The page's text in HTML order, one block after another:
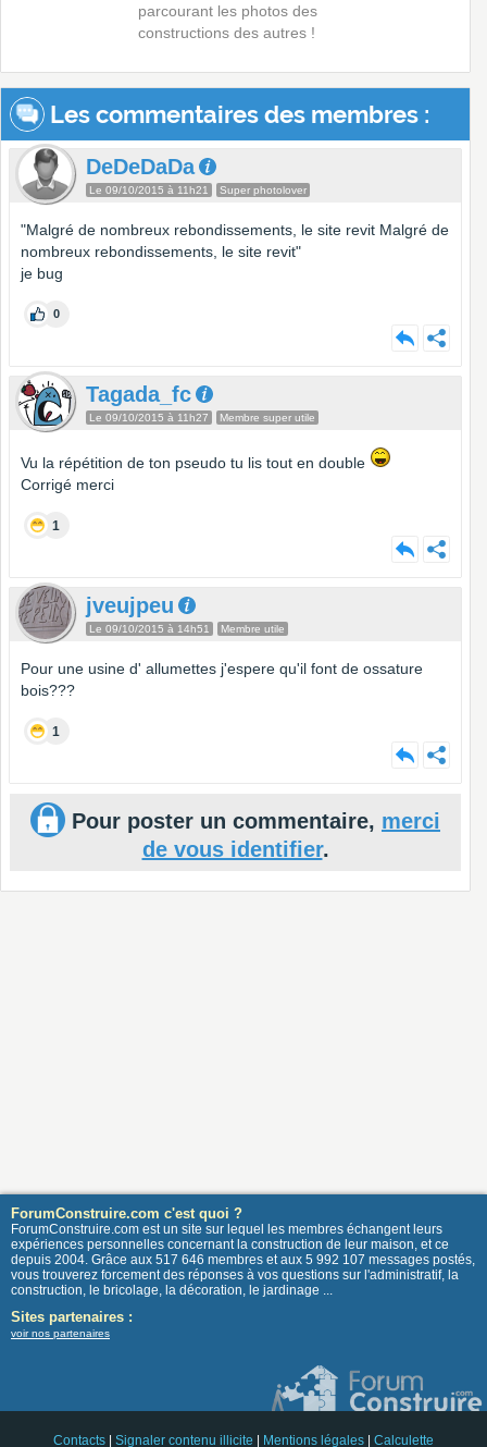
parcourant les photos des
constructions des autres !
Les commentaires des membres :
DeDeDaDa
Le 09/10/2015 à 11h21 Super photolover
"Malgré de nombreux rebondissements, le site revit Malgré de
nombreux rebondissements, le site revit"
je bug
0
Tagada_fc
Le 09/10/2015 à 11h27 Membre super utile
Vu la répétition de ton pseudo tu lis tout en double
Corrigé merci
1
jveujpeu
Le 09/10/2015 à 14h51 Membre utile
Pour une usine d' allumettes j'espere qu'il font de ossature
bois???
1
Pour poster un commentaire, merci
de vous identifier.
ForumConstruire.com c'est quoi ?
ForumConstruire.com est un site sur lequel les membres échangent leurs
expériences personnelles concernant la construction de leur maison, et ce
depuis 2004. Grâce aux 517 646 membres et aux 5 992 107 messages postés,
vous trouverez forcement des réponses à vos questions sur l'administratif, la
construction, le bricolage, la décoration, le jardinage ...
Sites partenaires :
voir nos partenaires
Contacts Signaler contenu illicite Mentions légales Calculette